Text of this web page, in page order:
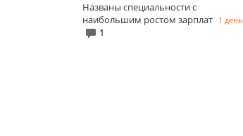
Названы специальности с
наибольшим ростом зарплат 1 день
1